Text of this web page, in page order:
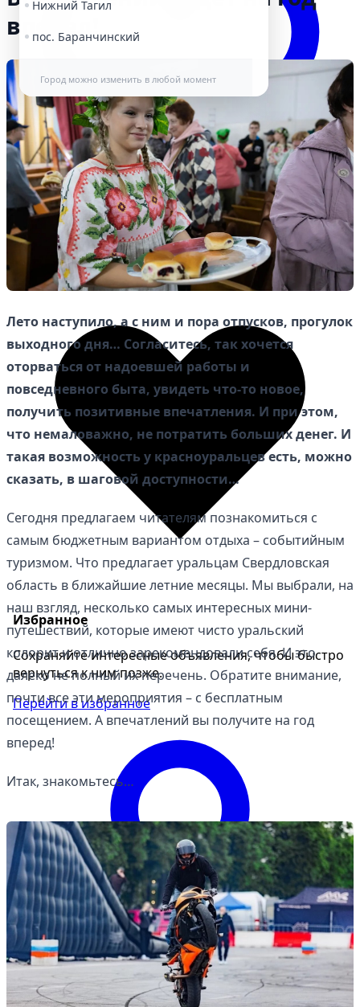
Нижний Тагил
пос. Баранчинский
Город можно изменить в любой момент
Избранное
Избранное
Сохраняйте интересные объявления, чтобы быстро
вернуться к ним позже.
Перейти в избранное
вперед!
Лето наступило, а с ним и пора отпусков, прогулок
выходного дня… Согласитесь, так хочется
оторваться от надоевшей работы и
повседневного быта, увидеть что-то новое,
получить позитивные впечатления. И при этом,
что немаловажно, не потратить больших денег. И
такая возможность у красноуральцев есть, можно
сказать, в шаговой доступности…
Сегодня предлагаем читателям познакомиться с
самым бюджетным вариантом отдыха – событийным
туризмом. Что предлагает уральцам Свердловская
область в ближайшие летние месяцы. Мы выбрали, на
наш взгляд, несколько самых интересных мини-
путешествий, которые имеют чисто уральский
колорит и отлично зарекомендовали себя. И это
далеко не полный их перечень. Обратите внимание,
почти все эти мероприятия – с бесплатным
посещением. А впечатлений вы получите на год
вперед!
Итак, знакомьтесь…